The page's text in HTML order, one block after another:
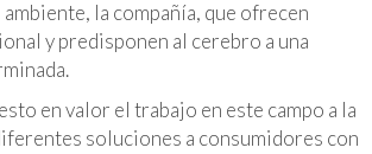
la compañía, que ofrecen
y predisponen al cerebro a una
en valor el trabajo en este campo a la
soluciones a consumidores con